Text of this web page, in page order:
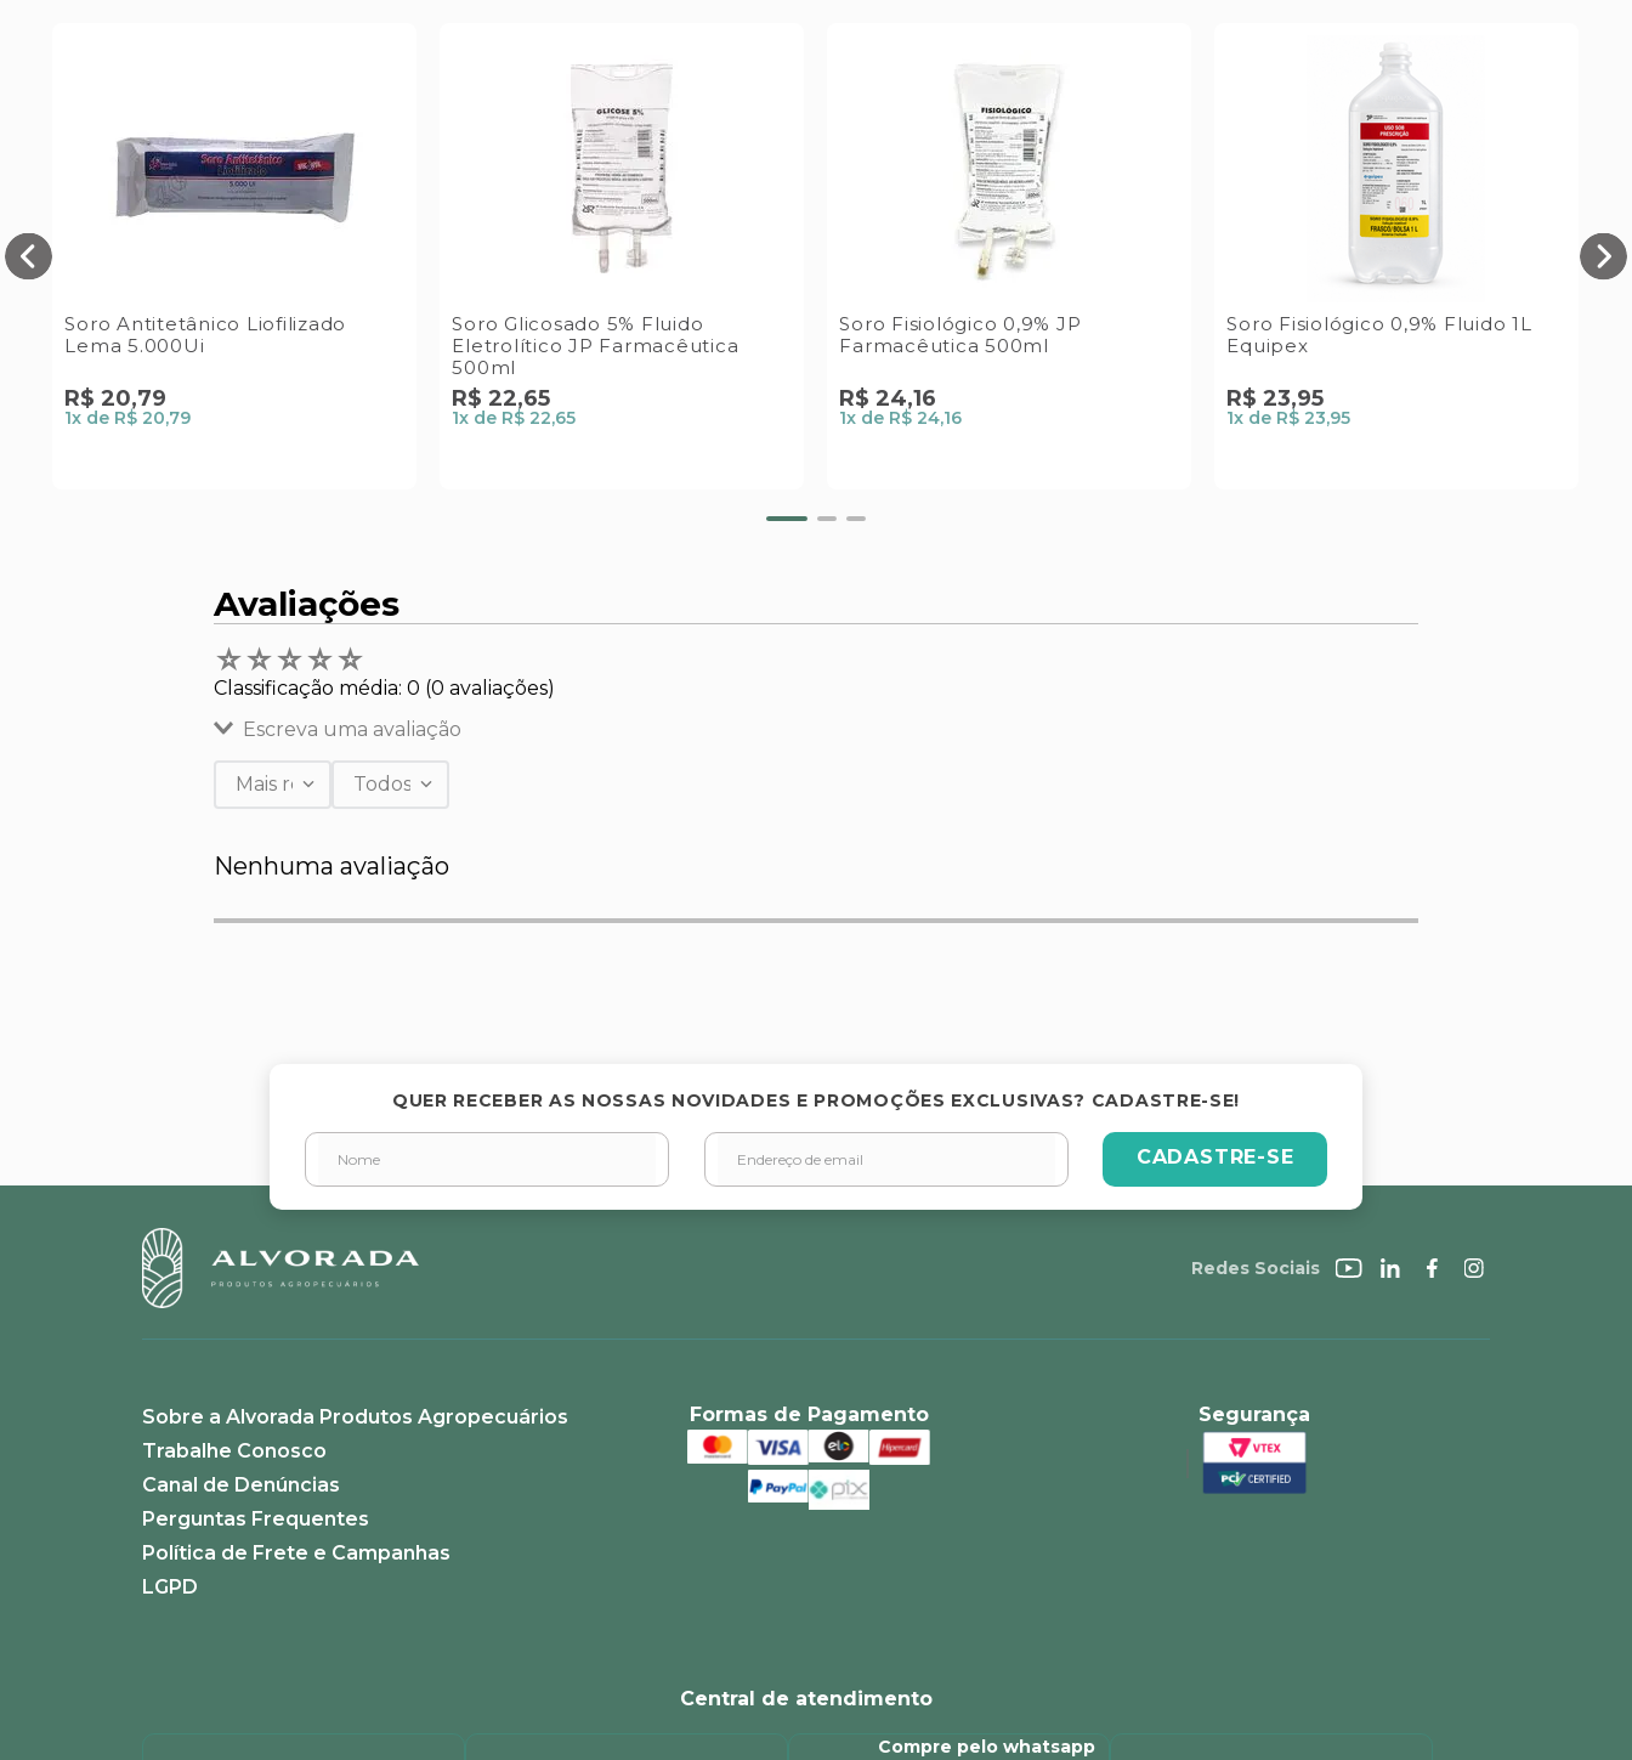
Soro Antitetânico Liofilizado
Lema 5.000Ui
R$ 20,79
1x de R$ 20,79
Soro Glicosado 5% Fluido
Eletrolítico JP Farmacêutica
500ml
R$ 22,65
1x de R$ 22,65
Soro Fisiológico 0,9% JP
Farmacêutica 500ml
R$ 24,16
1x de R$ 24,16
Soro Fisiológico 0,9% Fluido 1L
Equipex
R$ 23,95
1x de R$ 23,95
Avaliações
☆☆☆☆☆
Classificação média: 0 (0 avaliações)
Escreva uma avaliação
Título
Endereço de email
Escreva uma avaliação
ENVIAR AVALIAÇÃO
Mais recentesTodos
Nenhuma avaliação
QUER RECEBER AS NOSSAS NOVIDADES E PROMOÇÕES EXCLUSIVAS? CADASTRE-SE!
CADASTRE-SE
Redes Sociais
Sobre a Alvorada Produtos Agropecuários
Trabalhe Conosco
Canal de Denúncias
Perguntas Frequentes
Política de Frete e Campanhas
LGPD
Formas de Pagamento Segurança
Central de atendimento
Compre pelo whatsapp